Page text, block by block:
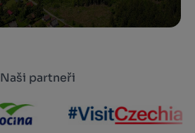
Naši partneři